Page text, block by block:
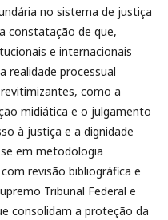
no sistema de justiça
constatação de que,
e internacionais
realidade processual
como a
midiática e o julgamento
à justiça e a dignidade
em metodologia
revisão bibliográfica e
Tribunal Federal e
consolidam a proteção da